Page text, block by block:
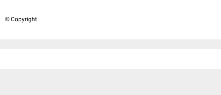
© Copyright